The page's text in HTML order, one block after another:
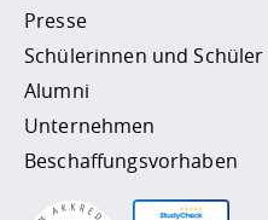
Presse
Schülerinnen und Schüler
Alumni
Unternehmen
Beschaffungsvorhaben